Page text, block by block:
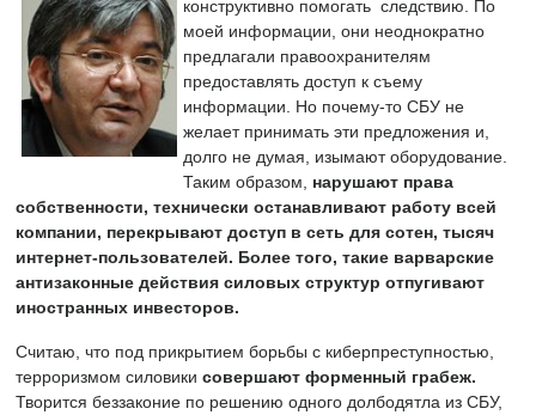
конструктивно помогать следствию. По
моей информации, они неоднократно
предлагали правоохранителям
предоставлять доступ к съему
информации. Но почему-то СБУ не
желает принимать эти предложения и,
долго не думая, изымают оборудование.
Таким образом, нарушают права
собственности, технически останавливают работу всей
компании, перекрывают доступ в сеть для сотен, тысяч
интернет-пользователей. Более того, такие варварские
антизаконные действия силовых структур отпугивают
иностранных инвесторов.
Считаю, что под прикрытием борьбы с киберпреступностью,
терроризмом силовики совершают форменный грабеж.
Творится беззаконие по решению одного долбодятла из СБУ,